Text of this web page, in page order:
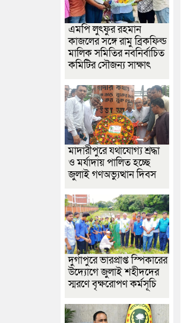
এমপি লুৎফুর রহমান
কাজলের সঙ্গে রামু ব্রিকফিল্ড
মালিক সমিতির নবনির্বাচিত
কমিটির সৌজন্য সাক্ষাৎ
মাদারীপুরে যথাযোগ্য শ্রদ্ধা
ও মর্যাদায় পালিত হচ্ছে
জুলাই গণঅভ্যুত্থান দিবস
দুর্গাপুরে ভারপ্রাপ্ত স্পিকারের
উদ্যোগে জুলাই শহীদদের
স্মরণে বৃক্ষরোপণ কর্মসূচি